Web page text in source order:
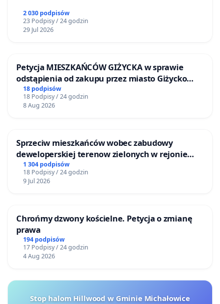
2 030 podpisów
23 Podpisy / 24 godzin
29 Jul 2026
Petycja MIESZKAŃCÓW GIŻYCKA w sprawie
odstąpienia od zakupu przez miasto Giżycko
nieruchomości położonej nad jeziorem Niegocin
18 podpisów
18 Podpisy / 24 godzin
8 Aug 2026
Sprzeciw mieszkańców wobec zabudowy
deweloperskiej terenow zielonych w rejonie
Bulwarów Straceńskich w Bielsku-Białej
1 304 podpisów
18 Podpisy / 24 godzin
9 Jul 2026
Chrońmy dzwony kościelne. Petycja o zmianę
prawa
194 podpisów
17 Podpisy / 24 godzin
4 Aug 2026
Stop halom Hillwood w Gminie Michałowice